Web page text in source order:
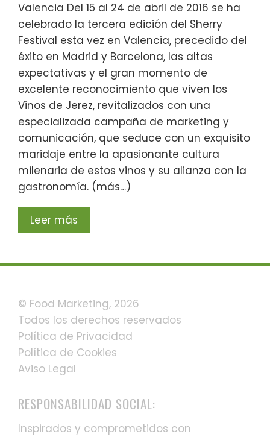
Valencia Del 15 al 24 de abril de 2016 se ha
celebrado la tercera edición del Sherry
Festival esta vez en Valencia, precedido del
éxito en Madrid y Barcelona, las altas
expectativas y el gran momento de
excelente reconocimiento que viven los
Vinos de Jerez, revitalizados con una
especializada campaña de marketing y
comunicación, que seduce con un exquisito
maridaje entre la apasionante cultura
milenaria de estos vinos y su alianza con la
gastronomía. (más…)
Leer más
© Food Marketing, 2026
Todos los derechos reservados
Política de Privacidad
Política de Cookies
Aviso Legal
RESPONSABILIDAD SOCIAL:
Inspirados y comprometidos con